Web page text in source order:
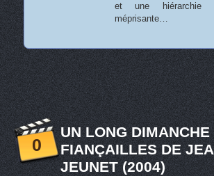
et une hiérarchie
méprisante…
0
UN LONG DIMANCHE
FIANÇAILLES DE
JEUNET (2004)